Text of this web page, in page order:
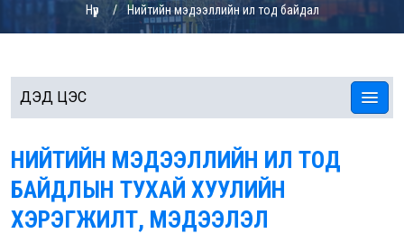
Нүүр Нийтийн мэдээллийн ил тод байдал
ДЭД ЦЭС
НИЙТИЙН МЭДЭЭЛЛИЙН ИЛ ТОД
БАЙДЛЫН ТУХАЙ ХУУЛИЙН
ХЭРЭГЖИЛТ, МЭДЭЭЛЭЛ